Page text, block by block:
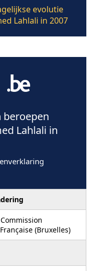
evolutie
Lahlali in 2007
beroepen
Lahlali in
(Bruxelles)